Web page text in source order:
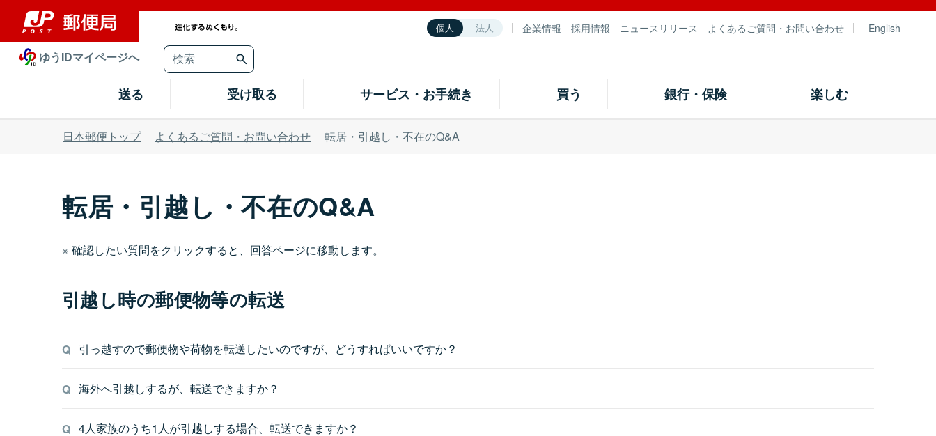
個人 法人 企業情報 採用情報 ニュースリリース よくあるご質問・お問い合わせ English
ゆうIDマイページへ
送る 受け取る サービス・お手続き 買う 銀行・保険 楽しむ
日本郵便トップ よくあるご質問・お問い合わせ 転居・引越し・不在のQ&A
転居・引越し・不在のQ&A
確認したい質問をクリックすると、回答ページに移動します。
引越し時の郵便物等の転送
引っ越すので郵便物や荷物を転送したいのですが、どうすればいいですか？
海外へ引越しするが、転送できますか？
4人家族のうち1人が引越しする場合、転送できますか？